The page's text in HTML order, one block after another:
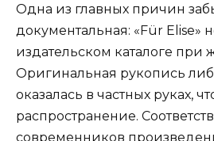
Одна из главных причин
документальная: «Für Elise»
издательском каталоге при
Оригинальная рукопись
оказалась в частных руках,
распространение.
современников